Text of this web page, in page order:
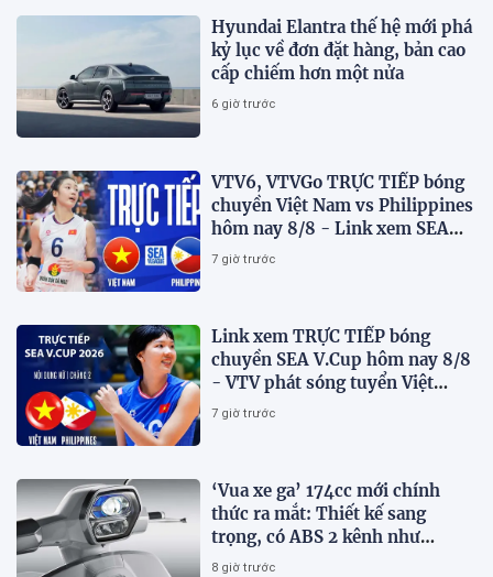
Hyundai Elantra thế hệ mới phá
kỷ lục về đơn đặt hàng, bản cao
cấp chiếm hơn một nửa
6 giờ trước
VTV6, VTVGo TRỰC TIẾP bóng
chuyền Việt Nam vs Philippines
hôm nay 8/8 - Link xem SEA
V.Cup 2026 mới nhất
7 giờ trước
Link xem TRỰC TIẾP bóng
chuyền SEA V.Cup hôm nay 8/8
- VTV phát sóng tuyển Việt
Nam đấu Philippines
7 giờ trước
‘Vua xe ga’ 174cc mới chính
thức ra mắt: Thiết kế sang
trọng, có ABS 2 kênh như
Honda SH, giá hấp dẫn
8 giờ trước